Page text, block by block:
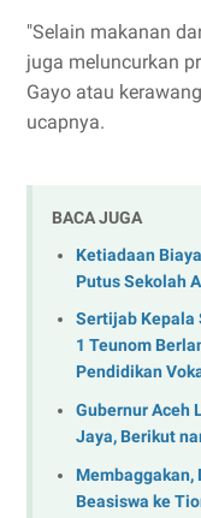
"Selain makanan
juga meluncurkan
Gayo atau
ucapnya.
BACA JUGA
Ketiadaan
Putus Sekolah
Sertijab Kepala
1 Teunom
Pendidikan
Gubernur Aceh
Jaya, Berikut
Membaggakan,
Beasiswa ke